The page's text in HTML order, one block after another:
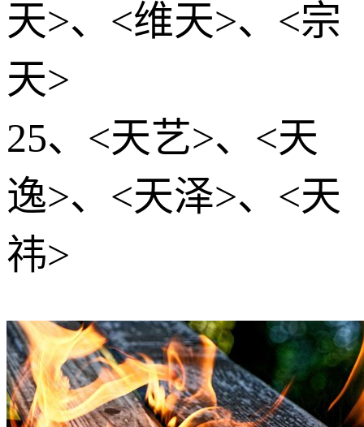
天>、<维天>、<宗
天>
25、<天艺>、<天
逸>、<天泽>、<天
祎>